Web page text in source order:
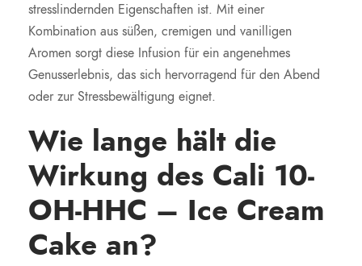
stresslindernden Eigenschaften ist. Mit einer
Kombination aus süßen, cremigen und vanilligen
Aromen sorgt diese Infusion für ein angenehmes
Genusserlebnis, das sich hervorragend für den Abend
oder zur Stressbewältigung eignet.
Wie lange hält die
Wirkung des Cali 10-
OH-HHC – Ice Cream
Cake an?